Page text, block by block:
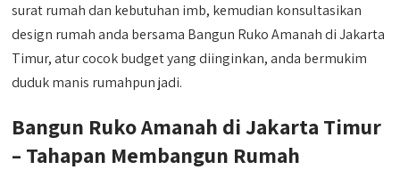
surat rumah dan kebutuhan imb, kemudian konsultasikan
design rumah anda bersama Bangun Ruko Amanah di Jakarta
Timur, atur cocok budget yang diinginkan, anda bermukim
duduk manis rumahpun jadi.
Bangun Ruko Amanah di Jakarta Timur
– Tahapan Membangun Rumah